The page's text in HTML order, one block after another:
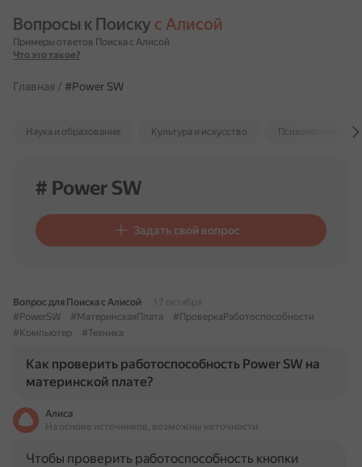
Вопросы к Поиску с Алисой
Примеры ответов Поиска с Алисой
Что это такое?
Главная / #Power SW
Наука и образование Культура и искусство Психология и
# Power SW
Задать свой вопрос
Вопрос для Поиска с Алисой
17 октября
#PowerSW
#МатеринскаяПлата
#ПроверкаРаботоспособности
#Компьютер
#Техника
Как проверить работоспособность Power SW на
материнской плате?
Алиса
На основе источников, возможны неточности
Чтобы проверить работоспособность кнопки